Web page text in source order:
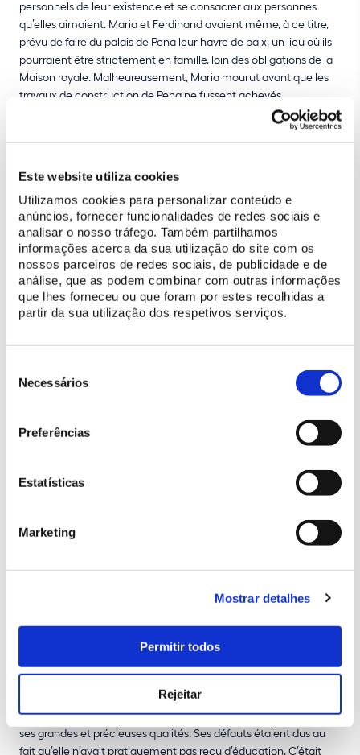
Este website utiliza cookies
Utilizamos cookies para personalizar conteúdo e
anúncios, fornecer funcionalidades de redes sociais e
analisar o nosso tráfego. Também partilhamos
informações acerca da sua utilização do site com os
nossos parceiros de redes sociais, de publicidade e de
análise, que as podem combinar com outras informações
que lhes forneceu ou que foram por estes recolhidas a
partir da sua utilização dos respetivos serviços.
Necessários
Preferências
Estatísticas
Marketing
Mostrar detalhes
Permitir todos
Rejeitar
personnels de leur existence et se consacrer aux personnes
qu’elles aimaient. Maria et Ferdinand avaient même, à ce titre,
prévu de faire du palais de Pena leur havre de paix, un lieu où ils
pourraient être strictement en famille, loin des obligations de la
Maison royale. Malheureusement, Maria mourut avant que les
travaux de construction de Pena ne fussent achevés.
La relation entre les deux reines était si personnelle que leur
correspondance porte sur des sujets qui débordent les questions
livraient à des confidences mutuelles, discutaient de questions
liées à la maternité, faisaient des projets communs....Elles
menaient une conversation comme en ont deux vraies amies.
Leur estime mutuelle s’est également transmise aux
générations suivantes. Victoria, en bien des occasions, « gâta »
les enfants de Maria en leur offrant le dernier cri de la mode
londonienne. De plus, elle reçut les enfants de Maria et
Ferdinand (et notamment, le futur Pedro V de Portugal, que le
mari de Victoria tenait en grande considération) dans l’intimité
À l’annonce de la mort de Maria II, alors que cette dernière
n’avait que 34 ans, Victoria écrivit dans son journal le passage
suivant : « Pauvre chère Maria ! Elle avait ses défauts mais aussi
ses grandes et précieuses qualités. Ses défauts étaient dus au
fait qu’elle n’avait pratiquement pas reçu d’éducation. C’était